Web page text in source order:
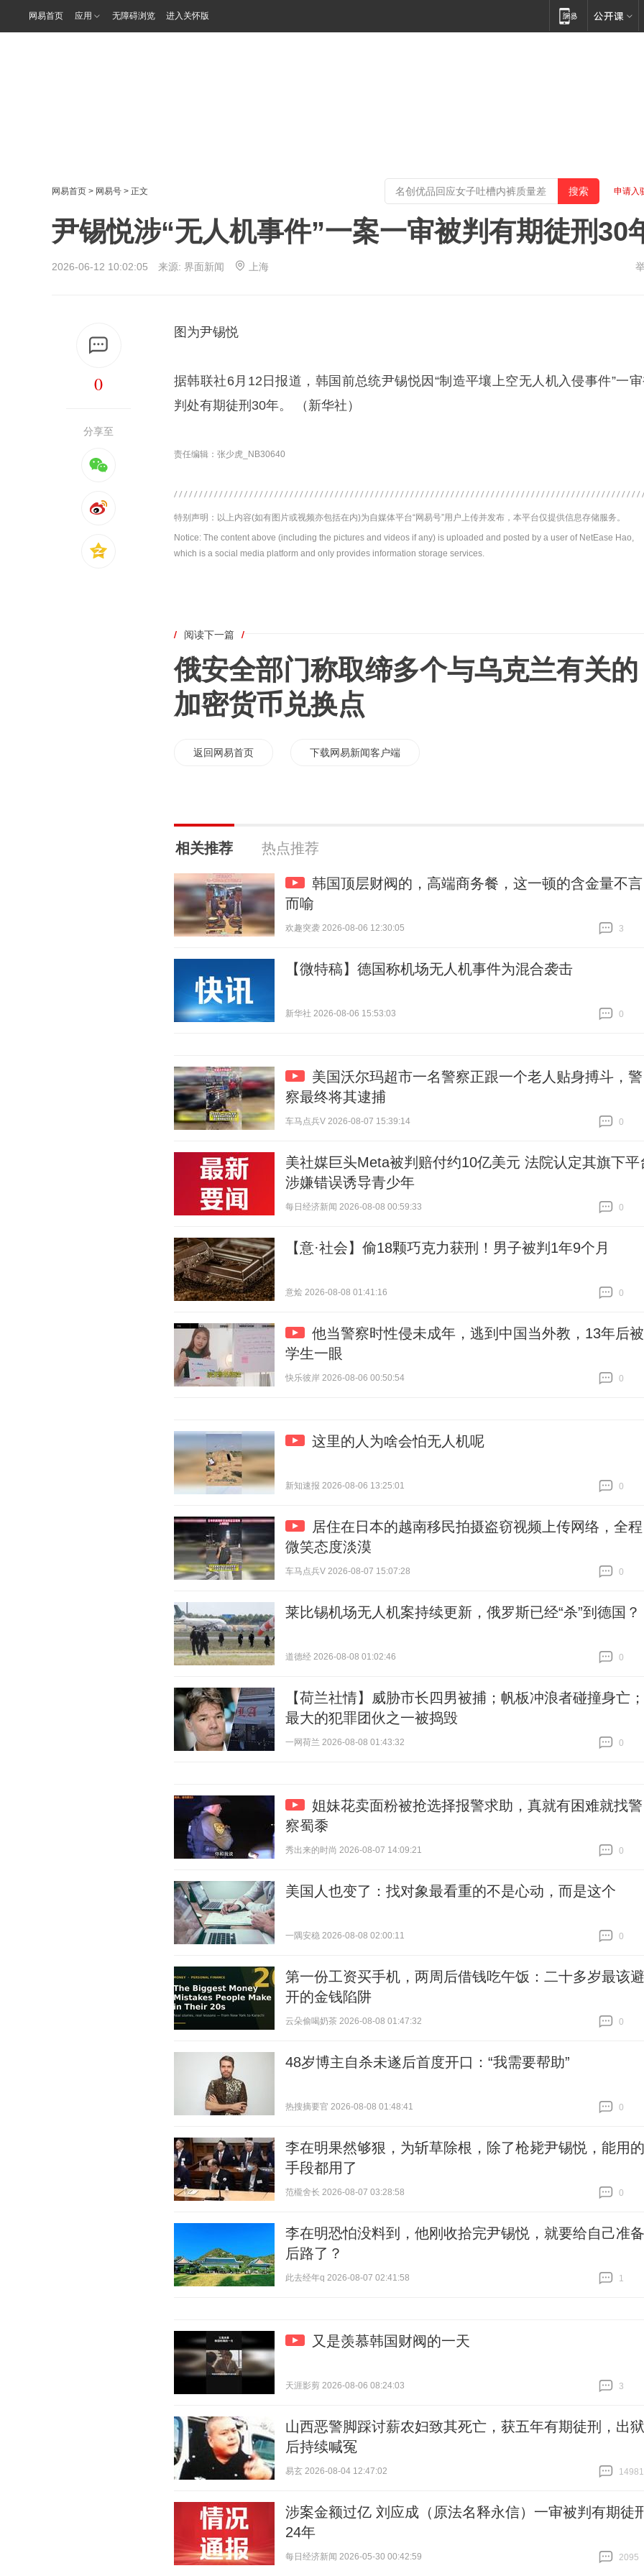
网易首页 应用 无障碍浏览 进入关怀版
网易首页 > 网易号 > 正文 申请入
尹锡悦涉“无人机事件”一案一审被判有期徒刑30
2026-06-12 10:02:05 来源: 界面新闻 上海
0
分享至
图为尹锡悦
据韩联社6月12日报道，韩国前总统尹锡悦因“制造平壤上空无人机入侵事件”一
判处有期徒刑30年。 ​​​（新华社）
责任编辑：张少虎_NB30640
特别声明：以上内容(如有图片或视频亦包括在内)为自媒体平台“网易号”用户上传并发布，本平台仅提供信息存储服务。
Notice: The content above (including the pictures and videos if any) is uploaded and posted by a user of NetEase Hao,
which is a social media platform and only provides information storage services.
/ 阅读下一篇 /
俄安全部门称取缔多个与乌克兰有关的
加密货币兑换点
返回网易首页 下载网易新闻客户端
相关推荐 热点推荐
韩国顶层财阀的，高端商务餐，这一顿的含金量不言
而喻
欢趣突袭 2026-08-06 12:30:05
3
【微特稿】德国称机场无人机事件为混合袭击
新华社 2026-08-06 15:53:03
0
美国沃尔玛超市一名警察正跟一个老人贴身搏斗，警
察最终将其逮捕
车马点兵V 2026-08-07 15:39:14
0
美社媒巨头Meta被判赔付约10亿美元 法院认定其旗下平
涉嫌错误诱导青少年
每日经济新闻 2026-08-08 00:59:33
0
【意·社会】偷18颗巧克力获刑！男子被判1年9个月
意烩 2026-08-08 01:41:16
0
他当警察时性侵未成年，逃到中国当外教，13年后被
学生一眼
快乐彼岸 2026-08-06 00:50:54
0
这里的人为啥会怕无人机呢
新知速报 2026-08-06 13:25:01
0
居住在日本的越南移民拍摄盗窃视频上传网络，全程
微笑态度淡漠
车马点兵V 2026-08-07 15:07:28
0
莱比锡机场无人机案持续更新，俄罗斯已经“杀”到德国？
道德经 2026-08-08 01:02:46
0
【荷兰社情】威胁市长四男被捕；帆板冲浪者碰撞身亡；
最大的犯罪团伙之一被捣毁
一网荷兰 2026-08-08 01:43:32
0
姐妹花卖面粉被抢选择报警求助，真就有困难就找警
察蜀黍
秀出来的时尚 2026-08-07 14:09:21
0
美国人也变了：找对象最看重的不是心动，而是这个
一隅安稳 2026-08-08 02:00:11
0
第一份工资买手机，两周后借钱吃午饭：二十多岁最该避
开的金钱陷阱
云朵偷喝奶茶 2026-08-08 01:47:32
0
48岁博主自杀未遂后首度开口：“我需要帮助”
热搜摘要官 2026-08-08 01:48:41
0
李在明果然够狠，为斩草除根，除了枪毙尹锡悦，能用的
手段都用了
范櫳舍长 2026-08-07 03:28:58
0
李在明恐怕没料到，他刚收拾完尹锡悦，就要给自己准备
后路了？
此去经年q 2026-08-07 02:41:58
1
又是羡慕韩国财阀的一天
天涯影剪 2026-08-06 08:24:03
3
山西恶警脚踩讨薪农妇致其死亡，获五年有期徒刑，出狱
后持续喊冤
易玄 2026-08-04 12:47:02
14981
涉案金额过亿 刘应成（原法名释永信）一审被判有期徒
24年
每日经济新闻 2026-05-30 00:42:59
2095